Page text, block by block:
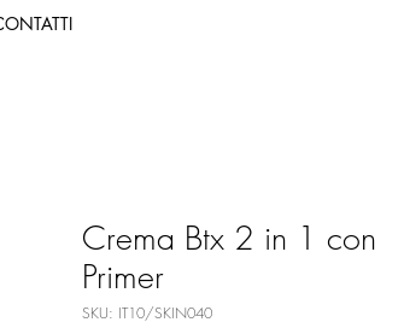
Crema Btx 2 in 1 con
Primer
SKU: IT10/SKIN040